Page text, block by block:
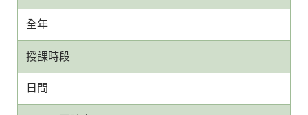
全年
授課時段
日間